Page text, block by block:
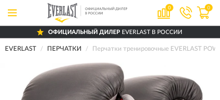
0 0
ОФИЦИАЛЬНЫЙ ДИЛЕР EVERLAST В РОССИИ
EVERLAST ПЕРЧАТКИ Перчатки тренировочные EVERLAST